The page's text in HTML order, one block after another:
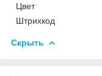
Цвет
Штрихкод
Скрыть